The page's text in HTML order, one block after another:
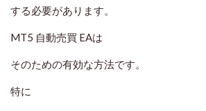
する必要があります。
MT5 自動売買 EAは
そのための有効な方法です。
特に